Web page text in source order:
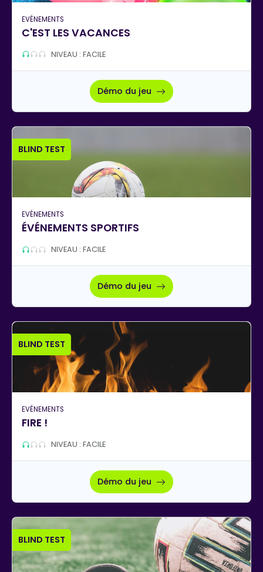
EVÉNEMENTS
C'EST LES VACANCES
NIVEAU : FACILE
Démo du jeu
BLIND TEST
EVÉNEMENTS
ÉVÉNEMENTS SPORTIFS
NIVEAU : FACILE
Démo du jeu
BLIND TEST
EVÉNEMENTS
FIRE !
NIVEAU : FACILE
Démo du jeu
BLIND TEST